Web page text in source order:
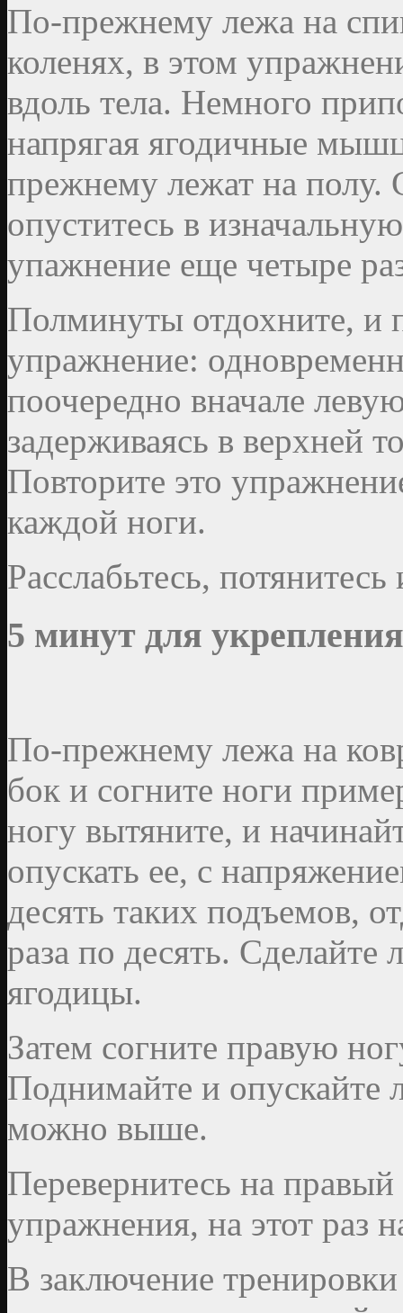
По-прежнему лежа на
коленях, в этом
вдоль тела. Немного
напрягая ягодичные
прежнему лежат на полу.
опуститесь в
упажнение еще четыре
Полминуты отдохните, и
упражнение:
поочередно вначале
задерживаясь в верхней
Повторите это
каждой ноги.
Расслабьтесь,
5 минут для
По-прежнему лежа на
бок и согните ноги
ногу вытяните, и
опускать ее, с
десять таких подъемов,
раза по десять. Сделайте
ягодицы.
Затем согните правую
Поднимайте и опускайте
можно выше.
Перевернитесь на
упражнения, на этот раз
В заключение